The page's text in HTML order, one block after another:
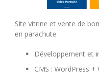
Site vitrine et vente de
en parachute
Développement et
CMS : WordPress